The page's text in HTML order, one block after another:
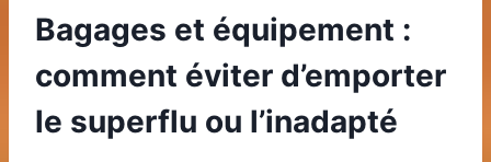
Bagages et équipement :
comment éviter d’emporter
le superflu ou l’inadapté